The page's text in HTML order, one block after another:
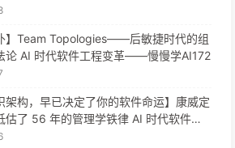
】Team Topologies——后敏捷时代的组
论 AI 时代软件工程变革——慢慢学AI172
架构，早已决定了你的软件命运】康威定
了 56 年的管理学铁律 AI 时代软件工
慢学AI171